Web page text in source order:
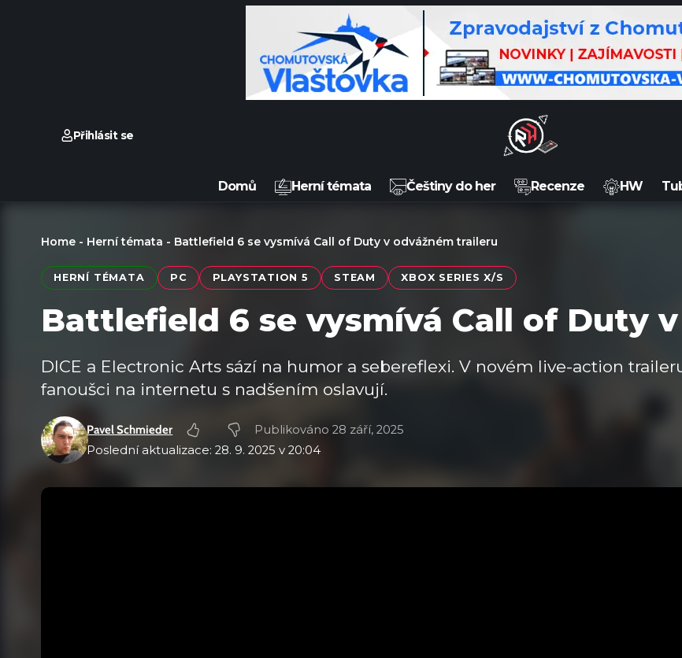
Přihlásit se
Domů Herní témata Češtiny do her Recenze HW
Home - Herní témata - Battlefield 6 se vysmívá Call of Duty v odvážném traileru
HERNÍ TÉMATA PC PLAYSTATION 5 STEAM XBOX SERIES X/S
Battlefield 6 se vysmívá Call of Duty
DICE a Electronic Arts sází na humor a sebereflexi. V novém live-action
fanoušci na internetu s nadšením oslavují.
Poslední aktualizace: 28. 9. 2025 v 20:04
Pavel Schmieder Publikováno 28 září, 2025